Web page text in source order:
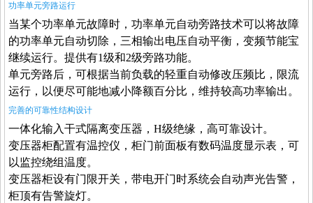
功率单元旁路运行
当某个功率单元故障时，功率单元自动旁路技术可以将故障
的功率单元自动切除，三相输出电压自动平衡，变频节能宝
继续运行。提供有1级和2级旁路功能。
单元旁路后，可根据当前负载的轻重自动修改压频比，限流
运行，以便尽可能地减小降额百分比，维持较高功率输出。
完善的可靠性结构设计
一体化输入干式隔离变压器，H级绝缘，高可靠设计。
变压器柜配置有温控仪，柜门前面板有数码温度显示表，可
以监控绕组温度。
变压器柜设有门限开关，带电开门时系统会自动声光告警，
柜顶有告警旋灯。